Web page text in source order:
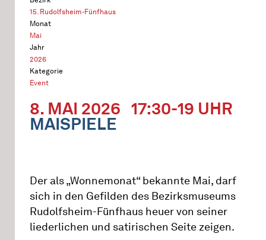
15. Rudolfsheim-Fünfhaus
Monat
Mai
Jahr
2026
Kategorie
Event
8. MAI 2026 17:30-19 UHR
MAISPIELE
Der als „Wonnemonat“ bekannte Mai, darf
sich in den Gefilden des Bezirksmuseums
Rudolfsheim-Fünfhaus heuer von seiner
liederlichen und satirischen Seite zeigen.